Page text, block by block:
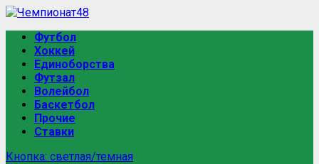
Футбол
Хоккей
Единоборства
Футзал
Волейбол
Баскетбол
Прочие
Ставки
Кнопка: светлая/темная